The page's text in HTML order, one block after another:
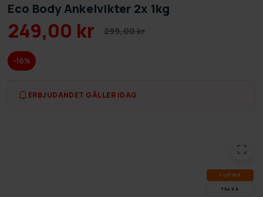
Eco Body Ankelvikter 2x 1kg
249,00 kr 299,00 kr
-16%
ERBJUDANDET GÄLLER IDAG
SLUT­REA
TILL 9.8.